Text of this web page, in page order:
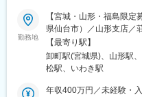
勤務地
【宮城・山形・福島限
県仙台市）／山形支店／
津営業所／いわき営業所
上配属します。★マイカ
■本社（仙台）：宮城県
ほ町659-8《福島県》■郡
【最寄り駅】
卸町駅(宮城県)、山形駅
松駅、いわき駅
年収400万円／未経験・